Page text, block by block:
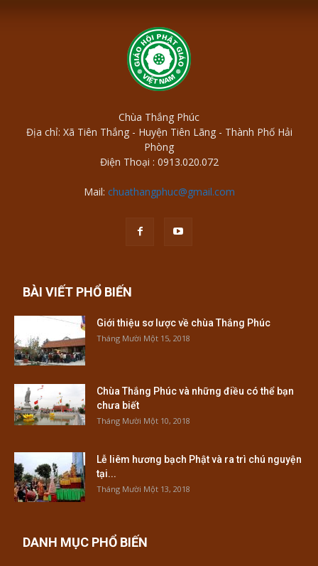
Chùa Thắng Phúc
Địa chỉ: Xã Tiên Thắng - Huyện Tiên Lãng - Thành Phố Hải
Phòng
Điện Thoại : 0913.020.072
Mail: chuathangphuc@gmail.com
BÀI VIẾT PHỔ BIẾN
Giới thiệu sơ lược về chùa Thắng Phúc
Tháng Mười Một 15, 2018
Chùa Thắng Phúc và những điều có thể bạn
chưa biết
Tháng Mười Một 10, 2018
Lễ liêm hương bạch Phật và ra trì chú nguyện
tại...
Tháng Mười Một 13, 2018
DANH MỤC PHỔ BIẾN